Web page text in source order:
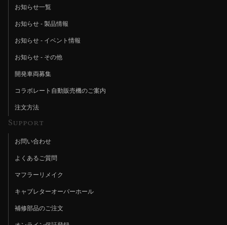
お知らせ一覧
お知らせ - 製品情報
お知らせ - イベント情報
お知らせ - その他
開発車両募集
コラボレート自動販売機のご案内
注文方法
Support
お問い合わせ
よくあるご質問
マフラーリメイク
キャブレターオーバーホール
補修部品のご注文